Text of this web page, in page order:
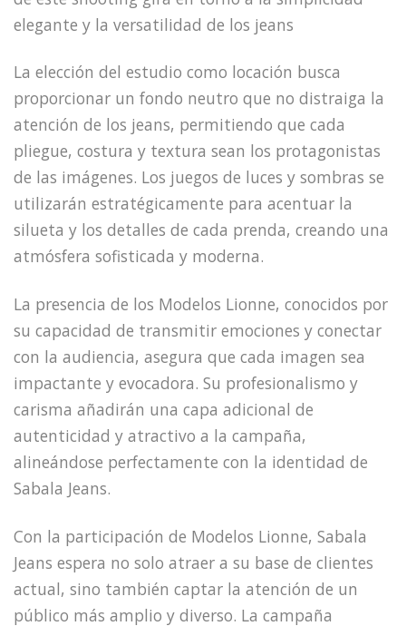
elegante y la versatilidad de los jeans
La elección del estudio como locación busca
proporcionar un fondo neutro que no distraiga la
atención de los jeans, permitiendo que cada
pliegue, costura y textura sean los protagonistas
de las imágenes. Los juegos de luces y sombras se
utilizarán estratégicamente para acentuar la
silueta y los detalles de cada prenda, creando una
atmósfera sofisticada y moderna.
La presencia de los Modelos Lionne, conocidos por
su capacidad de transmitir emociones y conectar
con la audiencia, asegura que cada imagen sea
impactante y evocadora. Su profesionalismo y
carisma añadirán una capa adicional de
autenticidad y atractivo a la campaña,
alineándose perfectamente con la identidad de
Sabala Jeans.
Con la participación de Modelos Lionne, Sabala
Jeans espera no solo atraer a su base de clientes
actual, sino también captar la atención de un
público más amplio y diverso. La campaña